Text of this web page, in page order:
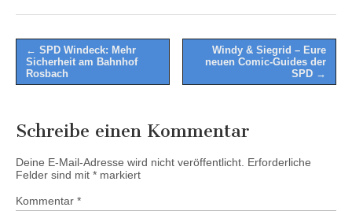
Post
navigation
← SPD Windeck: Mehr
Sicherheit am Bahnhof
Rosbach
Windy & Siegrid – Eure
neuen Comic-Guides der
SPD →
Schreibe einen Kommentar
Deine E-Mail-Adresse wird nicht veröffentlicht. Erforderliche
Felder sind mit * markiert
Kommentar *